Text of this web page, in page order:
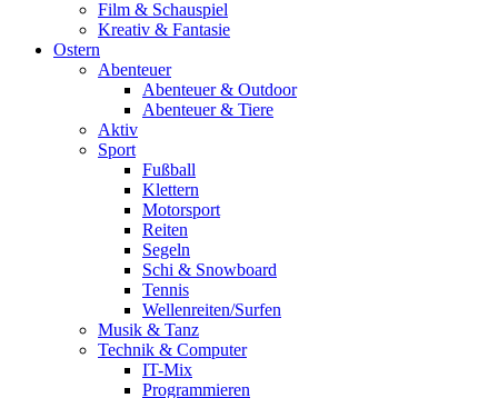
Film & Schauspiel
Kreativ & Fantasie
Ostern
Abenteuer
Abenteuer & Outdoor
Abenteuer & Tiere
Aktiv
Sport
Fußball
Klettern
Motorsport
Reiten
Segeln
Schi & Snowboard
Tennis
Wellenreiten/Surfen
Musik & Tanz
Technik & Computer
IT-Mix
Programmieren